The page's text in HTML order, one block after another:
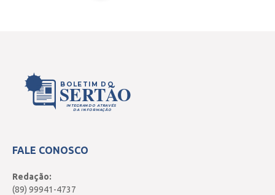
BOLETIM DO
SERTÃO
INTEGRANDO ATRAVÉS
DA INFORMAÇÃO
FALE CONOSCO
Redação:
(89) 99941-4737